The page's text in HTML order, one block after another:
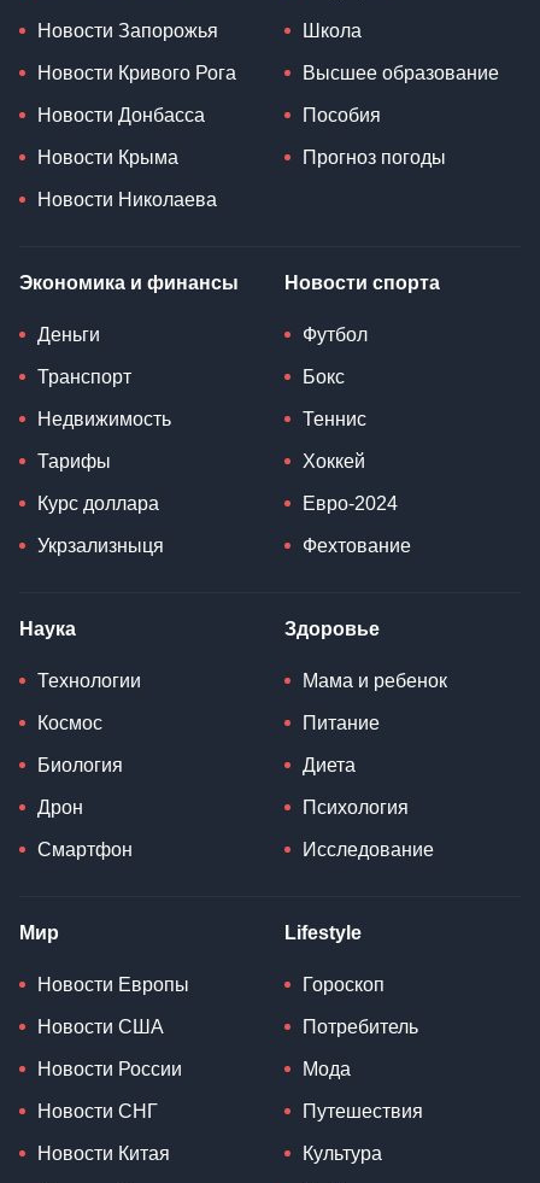
Новости Запорожья
Новости Кривого Рога
Новости Донбасса
Новости Крыма
Новости Николаева
Школа
Высшее образование
Пособия
Прогноз погоды
Экономика и финансы
Деньги
Транспорт
Недвижимость
Тарифы
Курс доллара
Укрзализныця
Новости спорта
Футбол
Бокс
Теннис
Хоккей
Евро-2024
Фехтование
Наука
Технологии
Космос
Биология
Дрон
Смартфон
Здоровье
Мама и ребенок
Питание
Диета
Психология
Исследование
Мир
Новости Европы
Новости США
Новости России
Новости СНГ
Новости Китая
Lifestyle
Гороскоп
Потребитель
Мода
Путешествия
Культура